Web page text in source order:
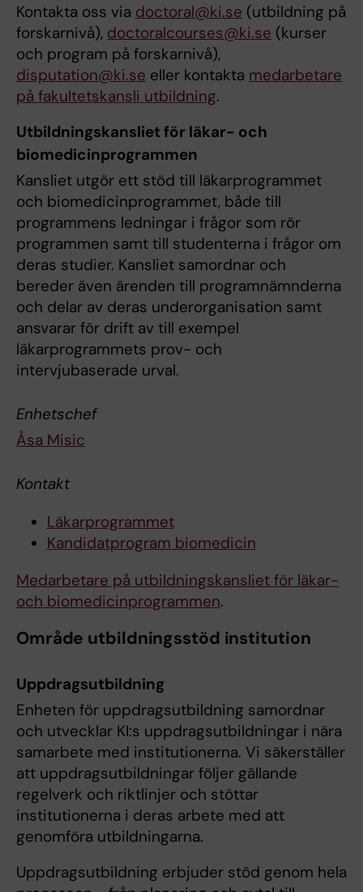
Kontakta oss via doctoral@ki.se (utbildning på
forskarnivå), doctoralcourses@ki.se (kurser
och program på forskarnivå),
disputation@ki.se eller kontakta medarbetare
på fakultetskansli utbildning.
Utbildningskansliet för läkar- och
biomedicinprogrammen
Kansliet utgör ett stöd till läkarprogrammet
och biomedicinprogrammet, både till
programmens ledningar i frågor som rör
programmen samt till studenterna i frågor om
deras studier. Kansliet samordnar och
bereder även ärenden till programnämnderna
och delar av deras underorganisation samt
ansvarar för drift av till exempel
läkarprogrammets prov- och
intervjubaserade urval.
Enhetschef
Åsa Misic
Kontakt
Läkarprogrammet
Kandidatprogram biomedicin
Medarbetare på utbildningskansliet för läkar-
och biomedicinprogrammen.
Område utbildningsstöd institution
Uppdragsutbildning
Enheten för uppdragsutbildning samordnar
och utvecklar KI:s uppdragsutbildningar i nära
samarbete med institutionerna. Vi säkerställer
att uppdragsutbildningar följer gällande
regelverk och riktlinjer och stöttar
institutionerna i deras arbete med att
genomföra utbildningarna.
Uppdragsutbildning erbjuder stöd genom hela